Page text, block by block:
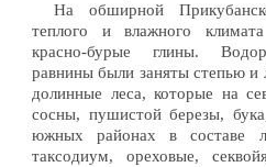
На обширной
теплого и влажного
красно-бурые глины.
равнины были заняты степью и
долинные леса, которые на
сосны, пушистой березы,
южных районах в составе
таксодиум, ореховые,